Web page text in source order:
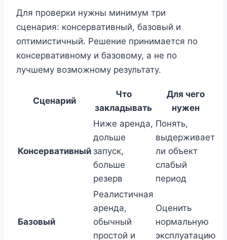
Для проверки нужны минимум три
сценария: консервативный, базовый и
оптимистичный. Решение принимается по
консервативному и базовому, а не по
лучшему возможному результату.
Сценарий
Что
закладывать
Для чего
нужен
Консервативный
Ниже аренда,
дольше
запуск,
больше
резерв
Понять,
выдерживает
ли объект
слабый
период
Базовый
Реалистичная
аренда,
обычный
простой и
Оценить
нормальную
эксплуатацию